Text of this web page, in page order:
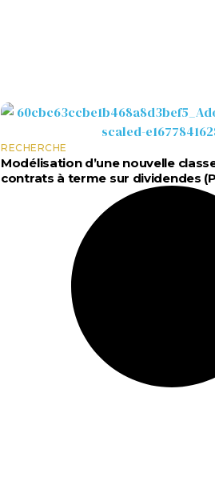
RECHERCHE
Modélisation d’une nouvelle
contrats à terme sur dividendes